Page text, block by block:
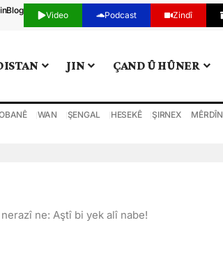
Blog Video Podcast Zindî
JIN ÇAND Û HÛNER
WAN ŞENGAL HESEKÊ ŞIRNEX MÊRDÎN
ne: Aştî bi yek alî nabe!